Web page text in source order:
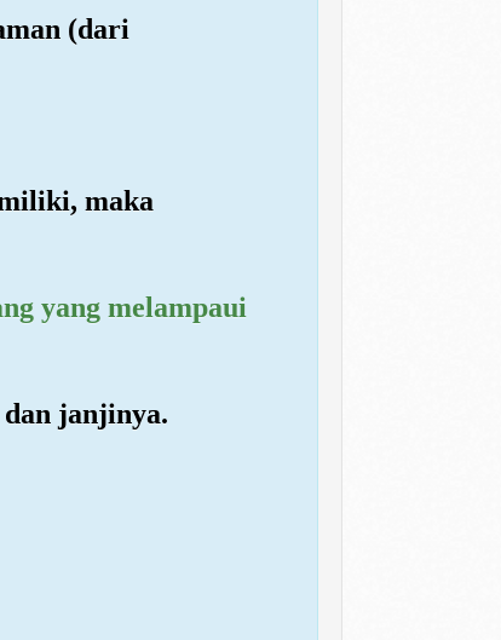
(dari
maka
yang melampaui
janjinya.